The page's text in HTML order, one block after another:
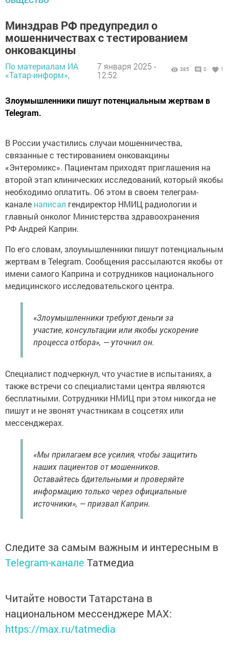
Минздрав РФ предупредил о
мошенничествах с тестированием
онковакцины
По материалам ИА
«Татар-информ»,
7 января 2025 -
12:52
385 0 1
Злоумышленники пишут потенциальным жертвам в
Telegram.
В России участились случаи мошенничества,
связанные с тестированием онковакцины
«Энтеромикс». Пациентам приходят приглашения на
второй этап клинических исследований, который якобы
необходимо оплатить. Об этом в своем телеграм-
канале написал гендиректор НМИЦ радиологии и
главный онколог Министерства здравоохранения
РФ Андрей Каприн.
По его словам, злоумышленники пишут потенциальным
жертвам в Telegram. Сообщения рассылаются якобы от
имени самого Каприна и сотрудников национального
медицинского исследовательского центра.
«Злоумышленники требуют деньги за
участие, консультации или якобы ускорение
процесса отбора», — уточнил он.
Специалист подчеркнул, что участие в испытаниях, а
также встречи со специалистами центра являются
бесплатными. Сотрудники НМИЦ при этом никогда не
пишут и не звонят участникам в соцсетях или
мессенджерах.
«Мы прилагаем все усилия, чтобы защитить
наших пациентов от мошенников.
Оставайтесь бдительными и проверяйте
информацию только через официальные
источники», — призвал Каприн.
Следите за самым важным и интересным в
Telegram-канале Татмедиа
Читайте новости Татарстана в
национальном мессенджере MАХ:
https://max.ru/tatmedia